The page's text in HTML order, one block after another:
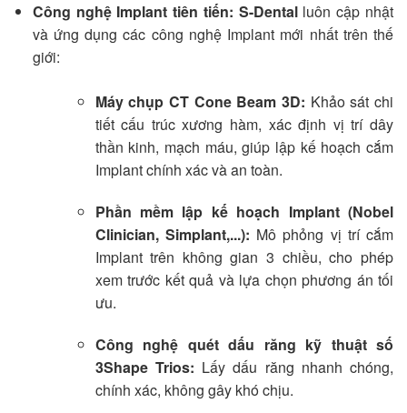
Công nghệ Implant tiên tiến: S-Dentalluôn cập nhật
và ứng dụng các công nghệ Implant mới nhất trên thế
giới:
Máy chụp CT Cone Beam 3D: Khảo sát chi
tiết cấu trúc xương hàm, xác định vị trí dây
thần kinh, mạch máu, giúp lập kế hoạch cắm
Implant chính xác và an toàn.
Phần mềm lập kế hoạch Implant (Nobel
Clinician, Simplant,...): Mô phỏng vị trí cắm
Implant trên không gian 3 chiều, cho phép
xem trước kết quả và lựa chọn phương án tối
ưu.
Công nghệ quét dấu răng kỹ thuật số
3Shape Trios: Lấy dấu răng nhanh chóng,
chính xác, không gây khó chịu.